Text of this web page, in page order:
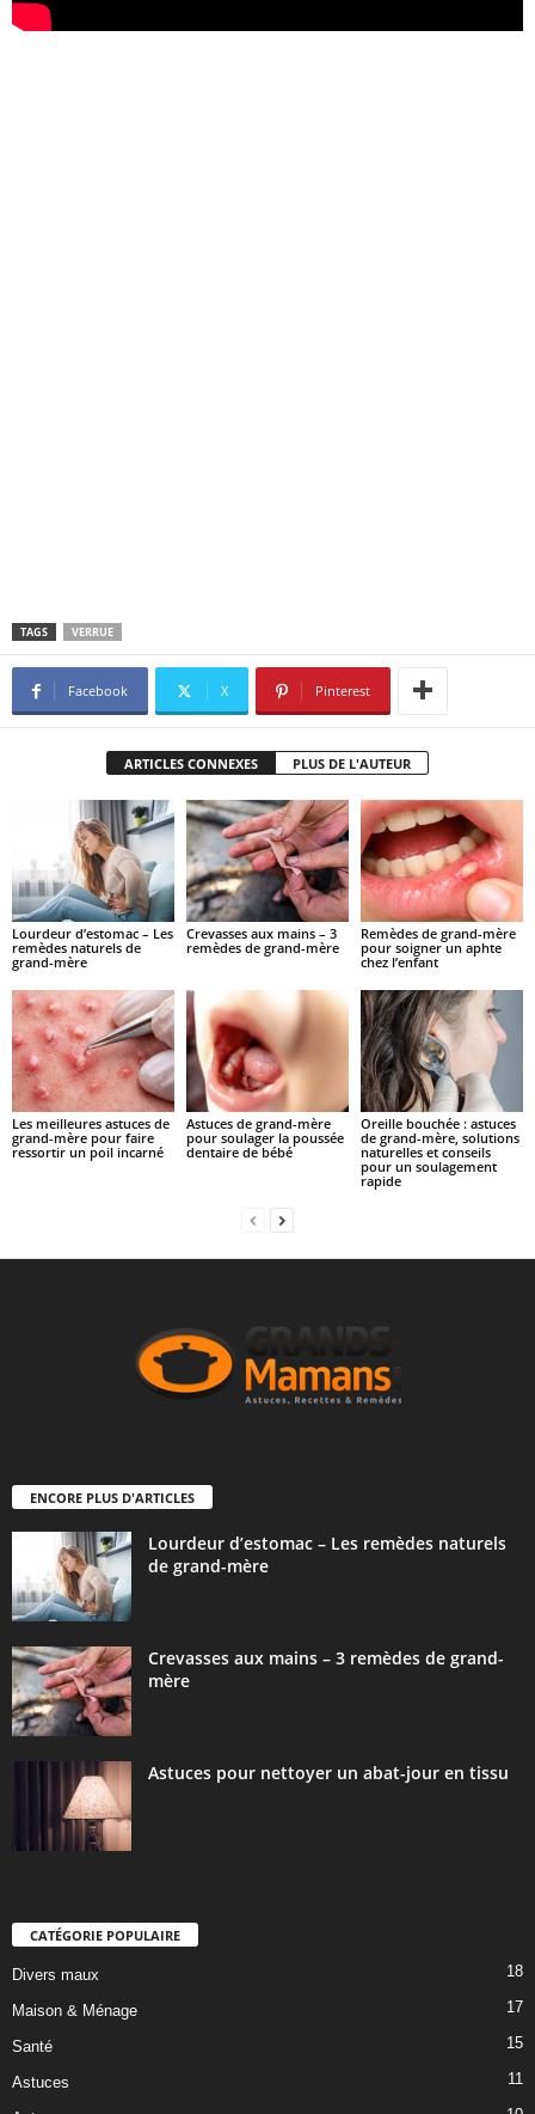
TAGS VERRUE
Facebook X Pinterest
ARTICLES CONNEXES PLUS DE L'AUTEUR
Lourdeur d’estomac – Les
remèdes naturels de
grand-mère
Crevasses aux mains – 3
remèdes de grand-mère
Remèdes de grand-mère
pour soigner un aphte
chez l’enfant
Les meilleures astuces de
grand-mère pour faire
ressortir un poil incarné
Astuces de grand-mère
pour soulager la poussée
dentaire de bébé
Oreille bouchée : astuces
de grand-mère, solutions
naturelles et conseils
pour un soulagement
rapide
ENCORE PLUS D'ARTICLES
Lourdeur d’estomac – Les remèdes naturels
de grand-mère
Crevasses aux mains – 3 remèdes de grand-
mère
Astuces pour nettoyer un abat-jour en tissu
CATÉGORIE POPULAIRE
Divers maux 18
Maison & Ménage 17
Santé 15
Astuces 11